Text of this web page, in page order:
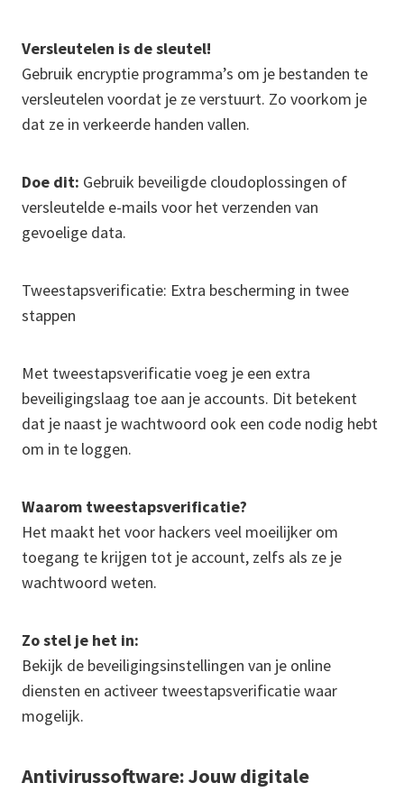
Versleutelen is de sleutel!
Gebruik encryptie programma’s om je bestanden te
versleutelen voordat je ze verstuurt. Zo voorkom je
dat ze in verkeerde handen vallen.
Doe dit: Gebruik beveiligde cloudoplossingen of
versleutelde e-mails voor het verzenden van
gevoelige data.
Tweestapsverificatie: Extra bescherming in twee
stappen
Met tweestapsverificatie voeg je een extra
beveiligingslaag toe aan je accounts. Dit betekent
dat je naast je wachtwoord ook een code nodig hebt
om in te loggen.
Waarom tweestapsverificatie?
Het maakt het voor hackers veel moeilijker om
toegang te krijgen tot je account, zelfs als ze je
wachtwoord weten.
Zo stel je het in:
Bekijk de beveiligingsinstellingen van je online
diensten en activeer tweestapsverificatie waar
mogelijk.
Antivirussoftware: Jouw digitale